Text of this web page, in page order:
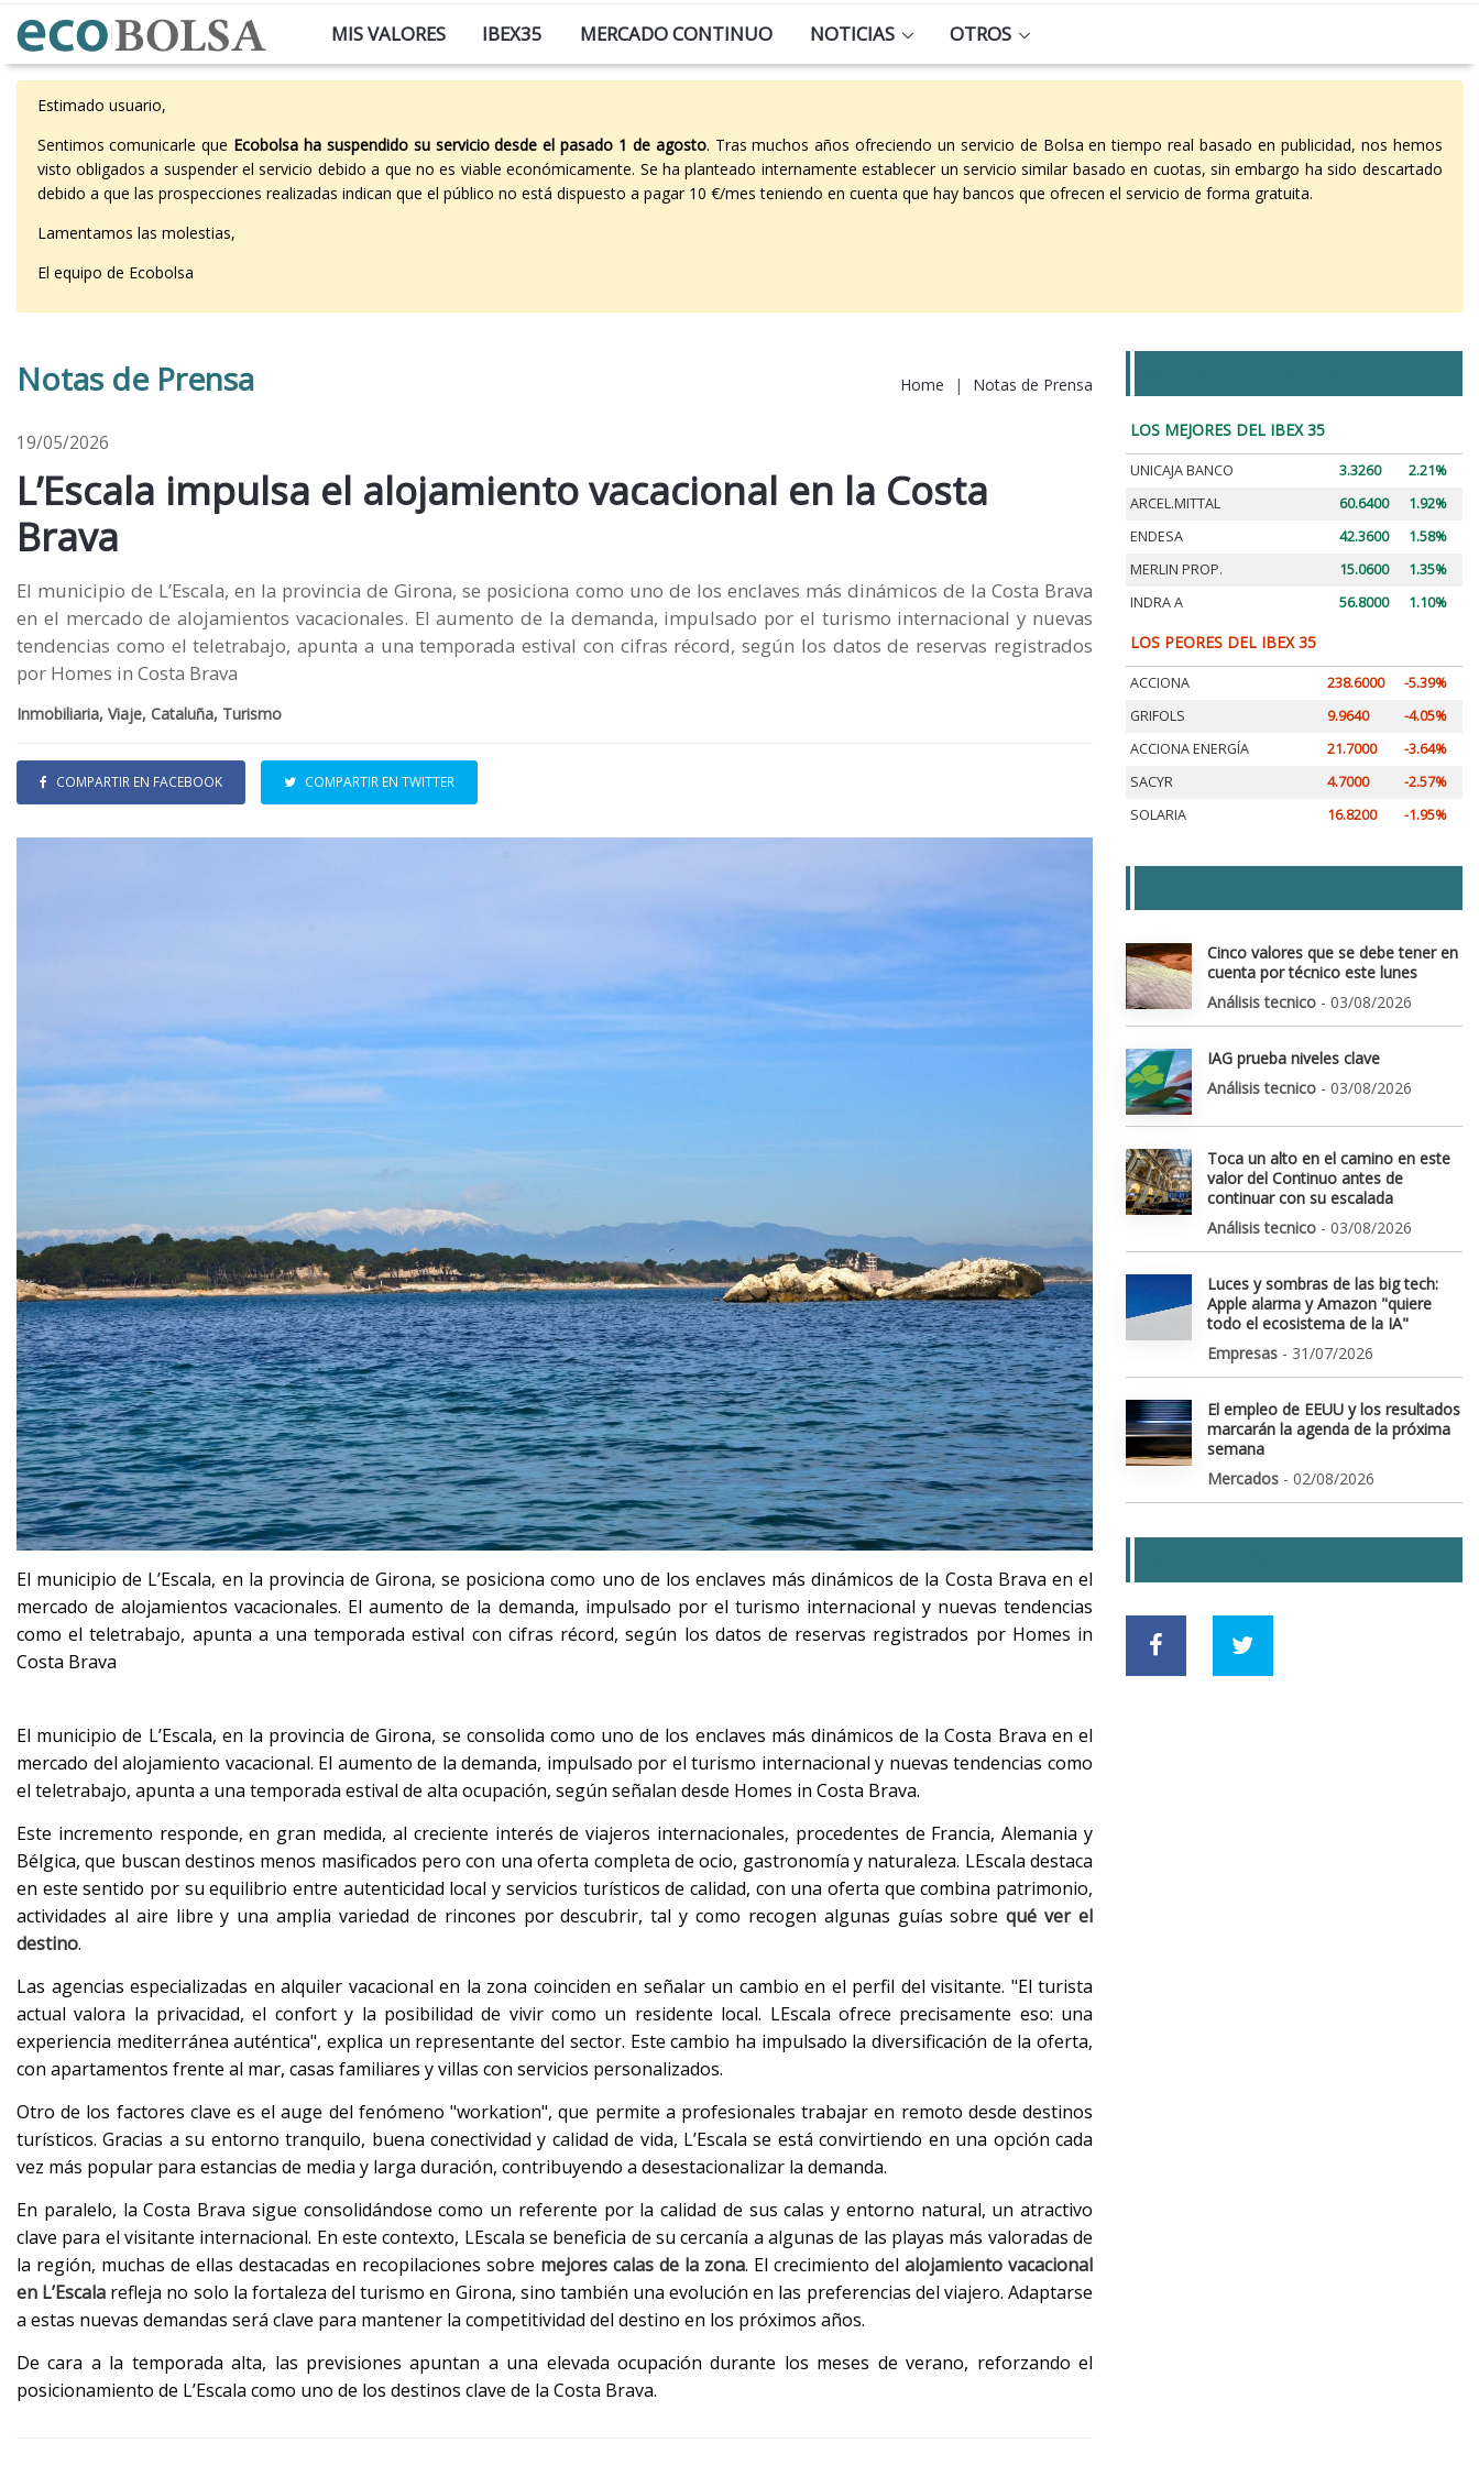
MIS VALORES IBEX35 MERCADO CONTINUO NOTICIAS OTROS
Estimado usuario,
Sentimos comunicarle que Ecobolsa ha suspendido su servicio desde el pasado 1 de agosto. Tras muchos años ofreciendo un servicio de Bolsa en tiempo real basado en publicidad, nos hemos
visto obligados a suspender el servicio debido a que no es viable económicamente. Se ha planteado internamente establecer un servicio similar basado en cuotas, sin embargo ha sido descartado
debido a que las prospecciones realizadas indican que el público no está dispuesto a pagar 10 €/mes teniendo en cuenta que hay bancos que ofrecen el servicio de forma gratuita.
Lamentamos las molestias,
El equipo de Ecobolsa
Notas de Prensa Home | Notas de Prensa
19/05/2026
L’Escala impulsa el alojamiento vacacional en la Costa
Brava
El municipio de L’Escala, en la provincia de Girona, se posiciona como uno de los enclaves más dinámicos de la Costa Brava
en el mercado de alojamientos vacacionales. El aumento de la demanda, impulsado por el turismo internacional y nuevas
tendencias como el teletrabajo, apunta a una temporada estival con cifras récord, según los datos de reservas registrados
por Homes in Costa Brava
Inmobiliaria, Viaje, Cataluña, Turismo
COMPARTIR EN FACEBOOK COMPARTIR EN TWITTER
El municipio de L’Escala, en la provincia de Girona, se posiciona como uno de los enclaves más dinámicos de la Costa Brava en el
mercado de alojamientos vacacionales. El aumento de la demanda, impulsado por el turismo internacional y nuevas tendencias
como el teletrabajo, apunta a una temporada estival con cifras récord, según los datos de reservas registrados por Homes in
Costa Brava
El municipio de L’Escala, en la provincia de Girona, se consolida como uno de los enclaves más dinámicos de la Costa Brava en el
mercado del alojamiento vacacional. El aumento de la demanda, impulsado por el turismo internacional y nuevas tendencias como
el teletrabajo, apunta a una temporada estival de alta ocupación, según señalan desde Homes in Costa Brava.
Este incremento responde, en gran medida, al creciente interés de viajeros internacionales, procedentes de Francia, Alemania y
Bélgica, que buscan destinos menos masificados pero con una oferta completa de ocio, gastronomía y naturaleza. LEscala destaca
en este sentido por su equilibrio entre autenticidad local y servicios turísticos de calidad, con una oferta que combina patrimonio,
actividades al aire libre y una amplia variedad de rincones por descubrir, tal y como recogen algunas guías sobrequé ver el
destino.
Las agencias especializadas en alquiler vacacional en la zona coinciden en señalar un cambio en el perfil del visitante. "El turista
actual valora la privacidad, el confort y la posibilidad de vivir como un residente local. LEscala ofrece precisamente eso: una
experiencia mediterránea auténtica", explica un representante del sector. Este cambio ha impulsado la diversificación de la oferta,
con apartamentos frente al mar, casas familiares y villas con servicios personalizados.
Otro de los factores clave es el auge del fenómeno "workation", que permite a profesionales trabajar en remoto desde destinos
turísticos. Gracias a su entorno tranquilo, buena conectividad y calidad de vida, L’Escala se está convirtiendo en una opción cada
vez más popular para estancias de media y larga duración, contribuyendo a desestacionalizar la demanda.
En paralelo, la Costa Brava sigue consolidándose como un referente por la calidad de sus calas y entorno natural, un atractivo
clave para el visitante internacional. En este contexto, LEscala se beneficia de su cercanía a algunas de las playas más valoradas de
la región, muchas de ellas destacadas en recopilaciones sobre mejores calas de la zona. El crecimiento del alojamiento vacacional
en L’Escala refleja no solo la fortaleza del turismo en Girona, sino también una evolución en las preferencias del viajero. Adaptarse
a estas nuevas demandas será clave para mantener la competitividad del destino en los próximos años.
De cara a la temporada alta, las previsiones apuntan a una elevada ocupación durante los meses de verano, reforzando el
posicionamiento de L’Escala como uno de los destinos clave de la Costa Brava.
LOS MEJORES DEL IBEX 35
UNICAJA BANCO 3.3260
2.21%
ARCEL.MITTAL
60.6400
1.92%
ENDESA
42.3600
1.58%
MERLIN PROP.
15.0600
1.35%
INDRA A
56.8000 1.10%
LOS PEORES DEL IBEX 35
ACCIONA 238.6000
-5.39%
GRIFOLS
9.9640
-4.05%
ACCIONA ENERGÍA
21.7000
-3.64%
SACYR
4.7000
-2.57%
SOLARIA
16.8200 -1.95%
Cinco valores que se debe tener en
cuenta por técnico este lunes
Análisis tecnico - 03/08/2026
IAG prueba niveles clave
Análisis tecnico - 03/08/2026
Toca un alto en el camino en este
valor del Continuo antes de
continuar con su escalada
Análisis tecnico - 03/08/2026
Luces y sombras de las big tech:
Apple alarma y Amazon "quiere
todo el ecosistema de la IA"
Empresas - 31/07/2026
El empleo de EEUU y los resultados
marcarán la agenda de la próxima
semana
Mercados - 02/08/2026